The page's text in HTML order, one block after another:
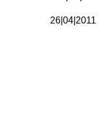
26|04|2011